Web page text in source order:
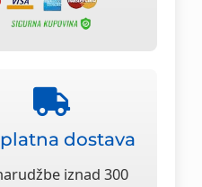
dostava
iznad 300